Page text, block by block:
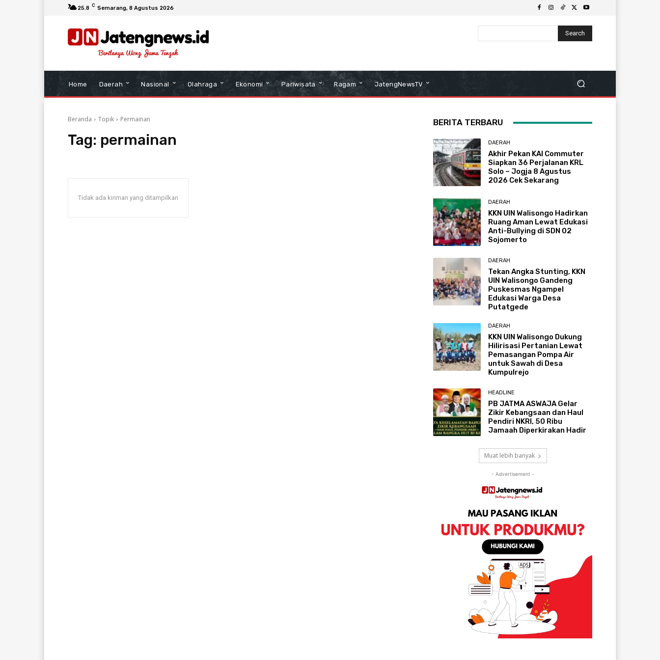
25.8 C Semarang, 8 Agustus 2026
Search
Home Daerah Nasional Olahraga Ekonomi Pariwisata Ragam JatengNewsTV
Beranda Topik Permainan
Tag: permainan
Tidak ada kiriman yang ditampilkan
BERITA TERBARU
DAERAH
Akhir Pekan KAI Commuter
Siapkan 36 Perjalanan KRL
Solo – Jogja 8 Agustus
2026 Cek Sekarang
DAERAH
KKN UIN Walisongo Hadirkan
Ruang Aman Lewat Edukasi
Anti-Bullying di SDN 02
Sojomerto
DAERAH
Tekan Angka Stunting, KKN
UIN Walisongo Gandeng
Puskesmas Ngampel
Edukasi Warga Desa
Putatgede
DAERAH
KKN UIN Walisongo Dukung
Hilirisasi Pertanian Lewat
Pemasangan Pompa Air
untuk Sawah di Desa
Kumpulrejo
HEADLINE
PB JATMA ASWAJA Gelar
Zikir Kebangsaan dan Haul
Pendiri NKRI, 50 Ribu
Jamaah Diperkirakan Hadir
Muat lebih banyak
- Advertisement -